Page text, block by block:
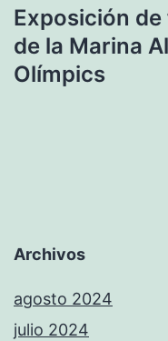
Exposición
de la Marina
Olímpics
Archivos
agosto 2024
julio 2024